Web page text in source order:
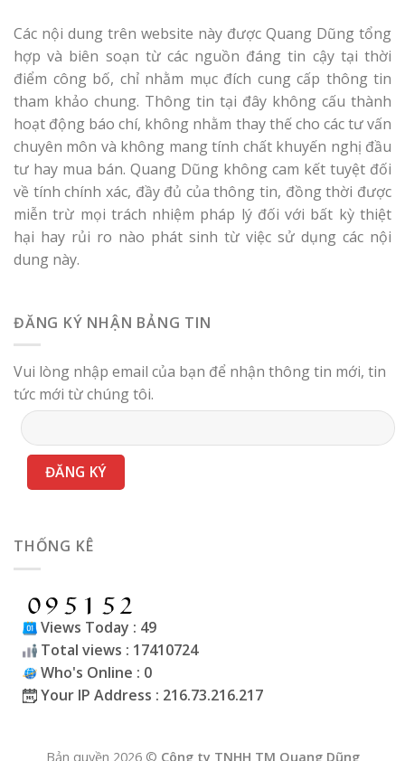
Các nội dung trên website này được Quang Dũng tổng
hợp và biên soạn từ các nguồn đáng tin cậy tại thời
điểm công bố, chỉ nhằm mục đích cung cấp thông tin
tham khảo chung. Thông tin tại đây không cấu thành
hoạt động báo chí, không nhằm thay thế cho các tư vấn
chuyên môn và không mang tính chất khuyến nghị đầu
tư hay mua bán. Quang Dũng không cam kết tuyệt đối
về tính chính xác, đầy đủ của thông tin, đồng thời được
miễn trừ mọi trách nhiệm pháp lý đối với bất kỳ thiệt
hại hay rủi ro nào phát sinh từ việc sử dụng các nội
dung này.
ĐĂNG KÝ NHẬN BẢNG TIN
Vui lòng nhập email của bạn để nhận thông tin mới, tin
tức mới từ chúng tôi.
THỐNG KÊ
Views Today : 49
Total views : 17410724
Who's Online : 0
Your IP Address : 216.73.216.217
Bản quyền 2026 © Công ty TNHH TM Quang Dũng